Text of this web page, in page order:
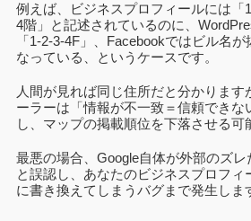
例えば、ビジネスプロフィールには「
4階」と記述されているのに、
「1-2-3-4F」、Facebookではビル名
なっている、というケースです。
人間が見れば同じ住所だと分かります
ーラーは「情報が不一致＝信頼できな
し、マップの掲載順位を下落させる可
最悪の場合、Google自体が外部のズレ
と誤認し、あなたのビジネスプロフィ
に書き換えてしまうバグまで発生しま